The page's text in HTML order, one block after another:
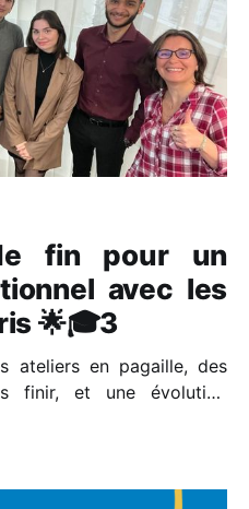
fin pour un
avec les
🌟🎓3
ateliers en pagaille, des
finir, et une évolution
du puzzle. Nous avons